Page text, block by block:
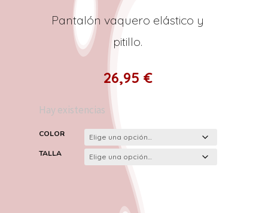
Pantalón vaquero elástico y
pitillo.
26,95 €
Hay existencias
COLOR
TALLA